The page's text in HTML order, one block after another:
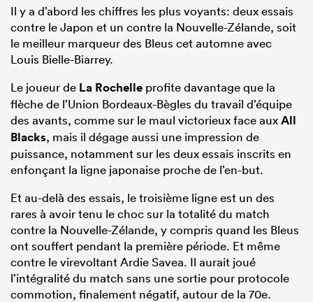
Il y a d’abord les chiffres les plus voyants: deux essais
contre le Japon et un contre la Nouvelle-Zélande, soit
le meilleur marqueur des Bleus cet automne avec
Louis Bielle-Biarrey.
Le joueur de La Rochelle profite davantage que la
flèche de l’Union Bordeaux-Bègles du travail d’équipe
des avants, comme sur le maul victorieux face auxAll
Blacks, mais il dégage aussi une impression de
puissance, notamment sur les deux essais inscrits en
enfonçant la ligne japonaise proche de l’en-but.
Et au-delà des essais, le troisième ligne est un des
rares à avoir tenu le choc sur la totalité du match
contre la Nouvelle-Zélande, y compris quand les Bleus
ont souffert pendant la première période. Et même
contre le virevoltant Ardie Savea. Il aurait joué
l’intégralité du match sans une sortie pour protocole
commotion, finalement négatif, autour de la 70e.